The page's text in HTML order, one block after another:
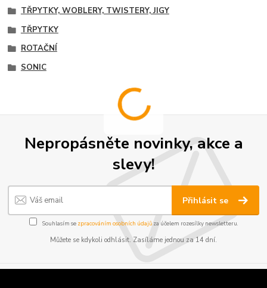
TŘPYTKY, WOBLERY, TWISTERY, JIGY
TŘPYTKY
ROTAČNÍ
SONIC
Nepropásněte novinky, akce a
slevy!
Přihlásit se
Souhlasím se zpracováním osobních údajůza účelem rozesílky newsletteru.
Můžete se kdykoli odhlásit. Zasíláme jednou za 14 dní.